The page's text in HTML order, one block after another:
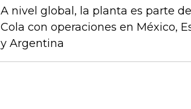
A nivel global, la planta es parte
Cola con operaciones en México,
y Argentina